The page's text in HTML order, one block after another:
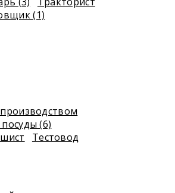
(1)
(6)
Тестовод